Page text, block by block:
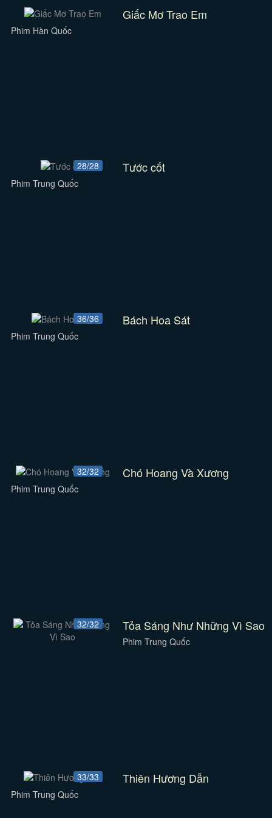
Giấc Mơ Trao Em
Phim Hàn Quốc
28/28 Tước cốt
Phim Trung Quốc
36/36 Bách Hoa Sát
Phim Trung Quốc
32/32 Chó Hoang Và Xương
Phim Trung Quốc
32/32 Tỏa Sáng Như Những Vì Sao
Phim Trung Quốc
33/33 Thiên Hương Dẫn
Phim Trung Quốc